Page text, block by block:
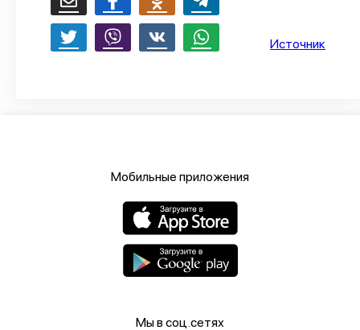
Политика конфиденциальности
Источник
Мобильные приложения
Мы в соц.сетях